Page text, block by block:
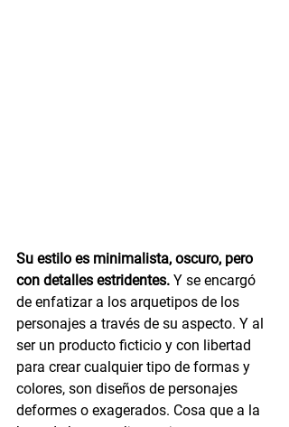
Su estilo es minimalista, oscuro, pero
con detalles estridentes. Y se encargó
de enfatizar a los arquetipos de los
personajes a través de su aspecto. Y al
ser un producto ficticio y con libertad
para crear cualquier tipo de formas y
colores, son diseños de personajes
deformes o exagerados. Cosa que a la